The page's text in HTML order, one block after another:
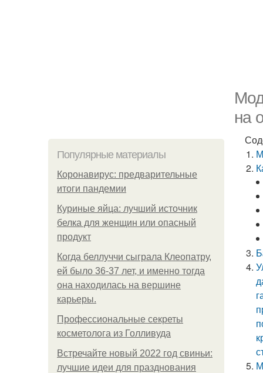
на
Популярные материалы
Коронавирус: предварительные
итоги пандемии
Куриные яйца: лучший источник
белка для женщин или опасный
продукт
Когда беллуччи сыграла Клеопатру,
ей было 36-37 лет, и именно тогда
она находилась на вершине
карьеры.
Профессиональные секреты
косметолога из Голливуда
Встречайте новый 2022 год свиньи:
лучшие идеи для празднования